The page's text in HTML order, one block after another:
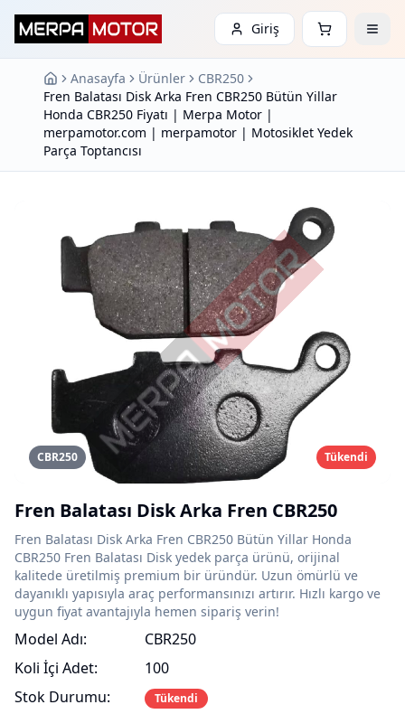
Giriş
Anasayfa Ürünler
CBR250
Fren Balatası Disk Arka Fren CBR250 Bütün Yillar
Honda CBR250 Fiyatı | Merpa Motor |
merpamotor.com | merpamotor | Motosiklet Yedek
Parça Toptancısı
CBR250 Tükendi
Fren Balatası Disk Arka Fren CBR250
Fren Balatası Disk Arka Fren CBR250 Bütün Yillar Honda
CBR250 Fren Balatası Disk yedek parça ürünü, orijinal
kalitede üretilmiş premium bir üründür. Uzun ömürlü ve
dayanıklı yapısıyla araç performansınızı artırır. Hızlı kargo ve
uygun fiyat avantajıyla hemen sipariş verin!
Model Adı:
Koli İçi Adet:
Stok Durumu:
CBR250
100
Tükendi